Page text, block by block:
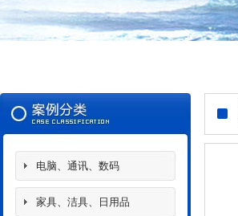
电脑、通讯、数码
家具、洁具、日用品